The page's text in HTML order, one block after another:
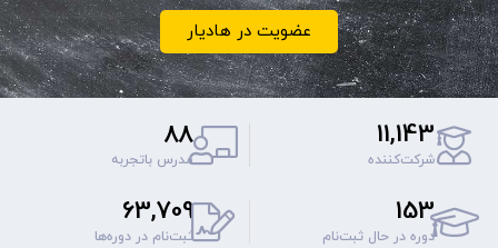
عضویت در هادیار
11,143
شرکت‌کننده
88
مدرس باتجربه
153
دوره‌ در حال ثبت‌نام
63,709
ثبت‌نام‌ در دوره‌ها